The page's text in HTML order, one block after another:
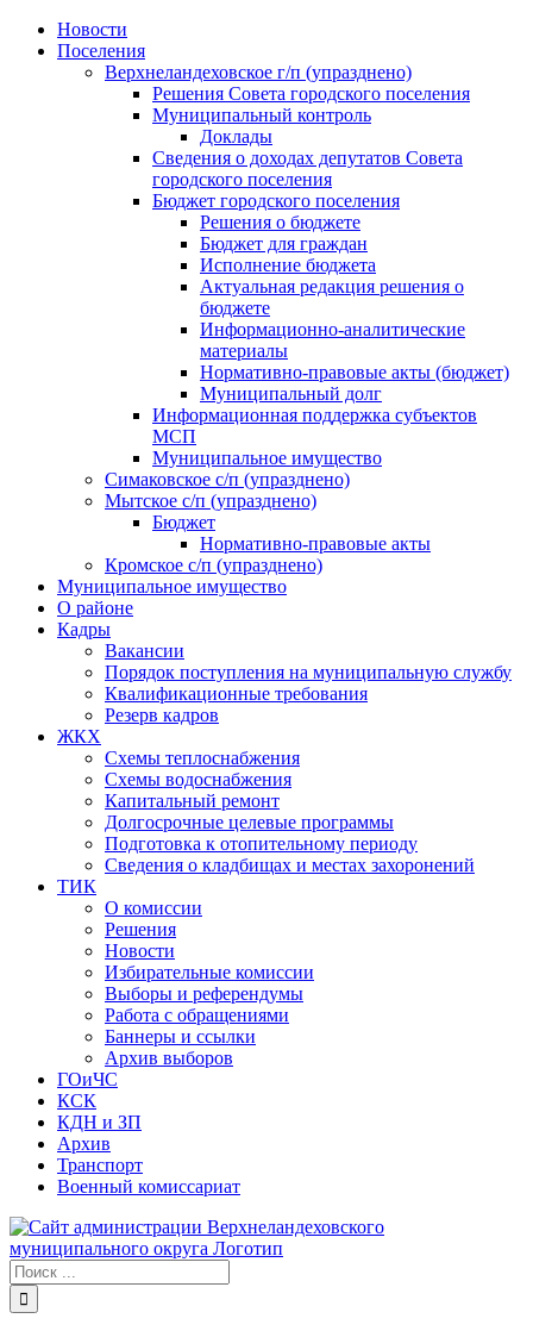
Skip
Новости
Поселения
Верхнеландеховское г/п (упразднено)
Решения Совета городского поселения
Муниципальный контроль
Доклады
Сведения о доходах депутатов Совета
городского поселения
Бюджет городского поселения
Решения о бюджете
Бюджет для граждан
Исполнение бюджета
Актуальная редакция решения о
бюджете
Информационно-аналитические
материалы
Нормативно-правовые акты (бюджет)
Муниципальный долг
Информационная поддержка субъектов
МСП
Муниципальное имущество
Симаковское с/п (упразднено)
Мытское с/п (упразднено)
Бюджет
Нормативно-правовые акты
Кромское с/п (упразднено)
Муниципальное имущество
О районе
Кадры
Вакансии
Порядок поступления на муниципальную службу
Квалификационные требования
Резерв кадров
ЖКХ
Схемы теплоснабжения
Схемы водоснабжения
Капитальный ремонт
Долгосрочные целевые программы
Подготовка к отопительному периоду
Сведения о кладбищах и местах захоронений
ТИК
О комиссии
Решения
Новости
Избирательные комиссии
Выборы и референдумы
Работа с обращениями
Баннеры и ссылки
Архив выборов
ГОиЧС
КСК
КДН и ЗП
Архив
Транспорт
Военный комиссариат
Результат
поиска: